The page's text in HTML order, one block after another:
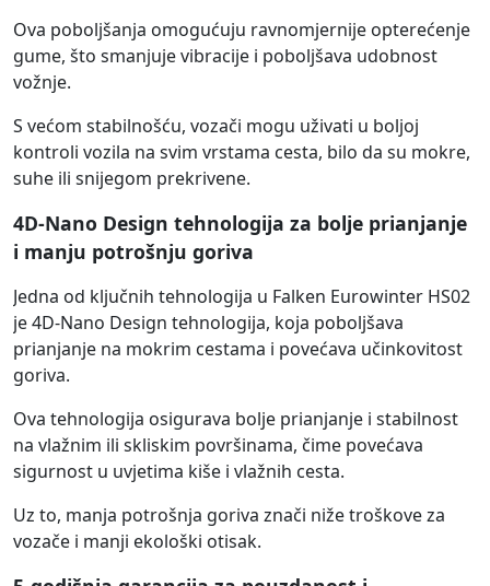
Ova poboljšanja omogućuju ravnomjernije opterećenje
gume, što smanjuje vibracije i poboljšava udobnost
vožnje.
S većom stabilnošću, vozači mogu uživati u boljoj
kontroli vozila na svim vrstama cesta, bilo da su mokre,
suhe ili snijegom prekrivene.
4D-Nano Design tehnologija za bolje prianjanje
i manju potrošnju goriva
Jedna od ključnih tehnologija u Falken Eurowinter HS02
je 4D-Nano Design tehnologija, koja poboljšava
prianjanje na mokrim cestama i povećava učinkovitost
goriva.
Ova tehnologija osigurava bolje prianjanje i stabilnost
na vlažnim ili skliskim površinama, čime povećava
sigurnost u uvjetima kiše i vlažnih cesta.
Uz to, manja potrošnja goriva znači niže troškove za
vozače i manji ekološki otisak.